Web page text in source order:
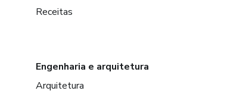
Receitas
Engenharia e arquitetura
Arquitetura